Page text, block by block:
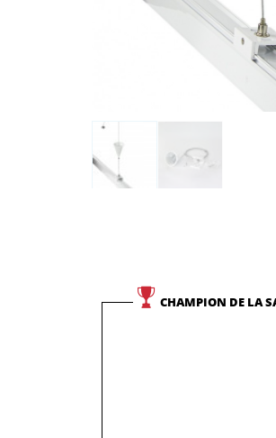
CHAMPION DE LA